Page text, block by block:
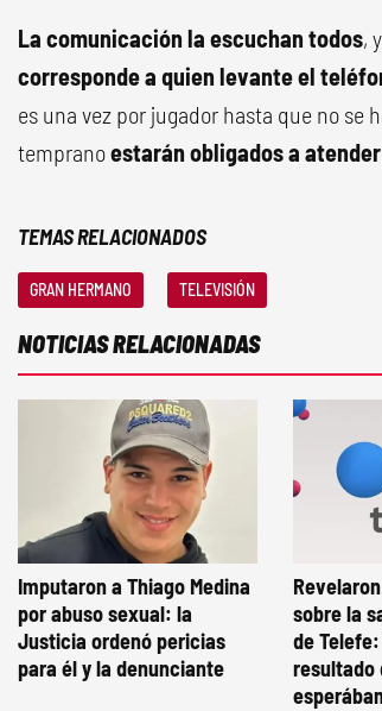
La comunicación la escuchan todos,
corresponde a quien levante el
es una vez por jugador hasta que no
tempranoestarán obligados a
TEMAS RELACIONADOS
GRAN HERMANO TELEVISIÓN
NOTICIAS RELACIONADAS
Imputaron a Thiago Medina
por abuso sexual: la
Justicia ordenó pericias
para él y la denunciante
sobre la
de
resultado